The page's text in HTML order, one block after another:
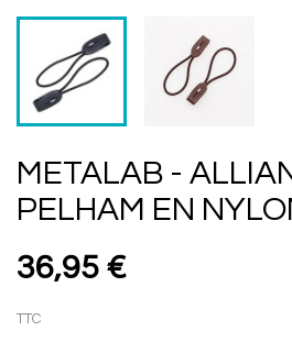
METALAB -
PELHAM EN
36,95 €
TTC